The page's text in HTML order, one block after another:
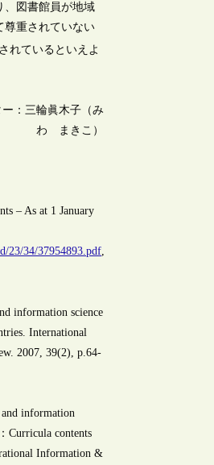
、図書館員が地域
尊重されていない
れているといえよ
：三輪眞木子（み
わ まきこ）
– As at 1 January
23/34/37954893.pdf,
information science
International
2007, 39(2), p.64-
information
Curricula contents
Information &